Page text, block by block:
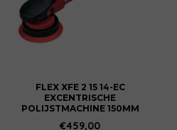
FLEX XFE 2 15 14-EC
EXCENTRISCHE
POLIJSTMACHINE 150MM
€459,00